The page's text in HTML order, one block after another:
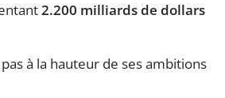
2.200 milliards de dollars
pas à la hauteur de ses ambitions